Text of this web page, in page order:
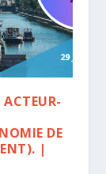
DE
|